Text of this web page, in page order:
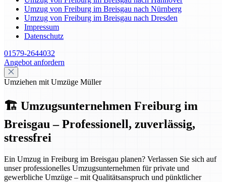
Umzug von Freiburg im Breisgau nach Nürnberg
Umzug von Freiburg im Breisgau nach Dresden
Impressum
Datenschutz
01579-2644032
Angebot anfordern
Umziehen mit Umzüge Müller
🏗️ Umzugsunternehmen Freiburg im
Breisgau – Professionell, zuverlässig,
stressfrei
Ein Umzug in Freiburg im Breisgau planen? Verlassen Sie sich auf
unser professionelles Umzugsunternehmen für private und
gewerbliche Umzüge – mit Qualitätsanspruch und pünktlicher